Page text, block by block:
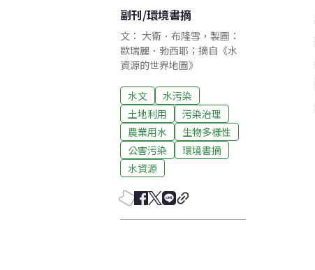
副刊/環境書摘
文： 大衛．布隆雪，製圖：
歐瑞麗．勃西耶；摘自《水
資源的世界地圖》
水文
水污染
土地利用
污染治理
農業用水
生物多樣性
公害污染
環境書摘
水資源